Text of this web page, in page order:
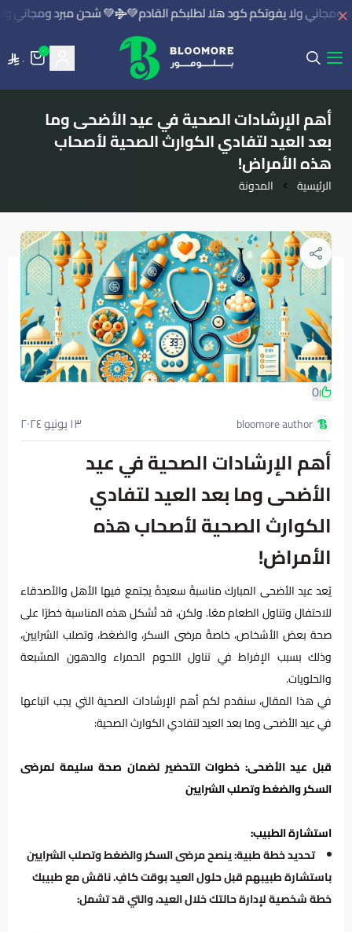
ولا يفوتكم كود هلا لطلبكم القادم💚 💚 شحن مبرد ومجاني ولا
بلومور | BLOOMORE
٠
٠
أهم الإرشادات الصحية في عيد الأضحى وما
بعد العيد لتفادي الكوارث الصحية لأصحاب
هذه الأمراض!
الرئيسية المدونة
0
bloomore author ١٣ يونيو ٢٠٢٤
أهم الإرشادات الصحية في عيد
الأضحى وما بعد العيد لتفادي
الكوارث الصحية لأصحاب هذه
الأمراض!
يُعد عيد الأضحى المبارك مناسبةً سعيدةً يجتمع فيها الأهل والأصدقاء
للاحتفال وتناول الطعام معًا. ولكن، قد تُشكل هذه المناسبة خطرًا على
صحة بعض الأشخاص، خاصةً مرضى السكر، والضغط، وتصلب الشرايين،
وذلك بسبب الإفراط في تناول اللحوم الحمراء والدهون المشبعة
والحلويات.
في هذا المقال، سنقدم لكم أهم الإرشادات الصحية التي يجب اتباعها
في عيد الأضحى وما بعد العيد لتفادي الكوارث الصحية:
قبل عيد الأضحى: خطوات التحضير لضمان صحة سليمة لمرضى
السكر والضغط وتصلب الشرايين
استشارة الطبيب:
تحديد خطة طبية: ينصح مرضى السكر والضغط وتصلب الشرايين
باستشارة طبيبهم قبل حلول العيد بوقت كافٍ. ناقش مع طبيبك
خطة شخصية لإدارة حالتك خلال العيد، والتي قد تشمل: